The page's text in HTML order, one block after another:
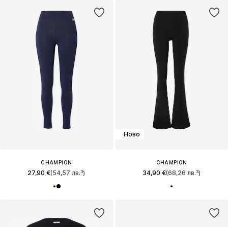
CHAMPION
27,90 €(54,57 лв.³)
Ново
CHAMPION
34,90 €(68,26 лв.³)